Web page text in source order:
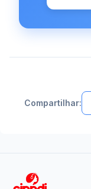
Compartilhar: